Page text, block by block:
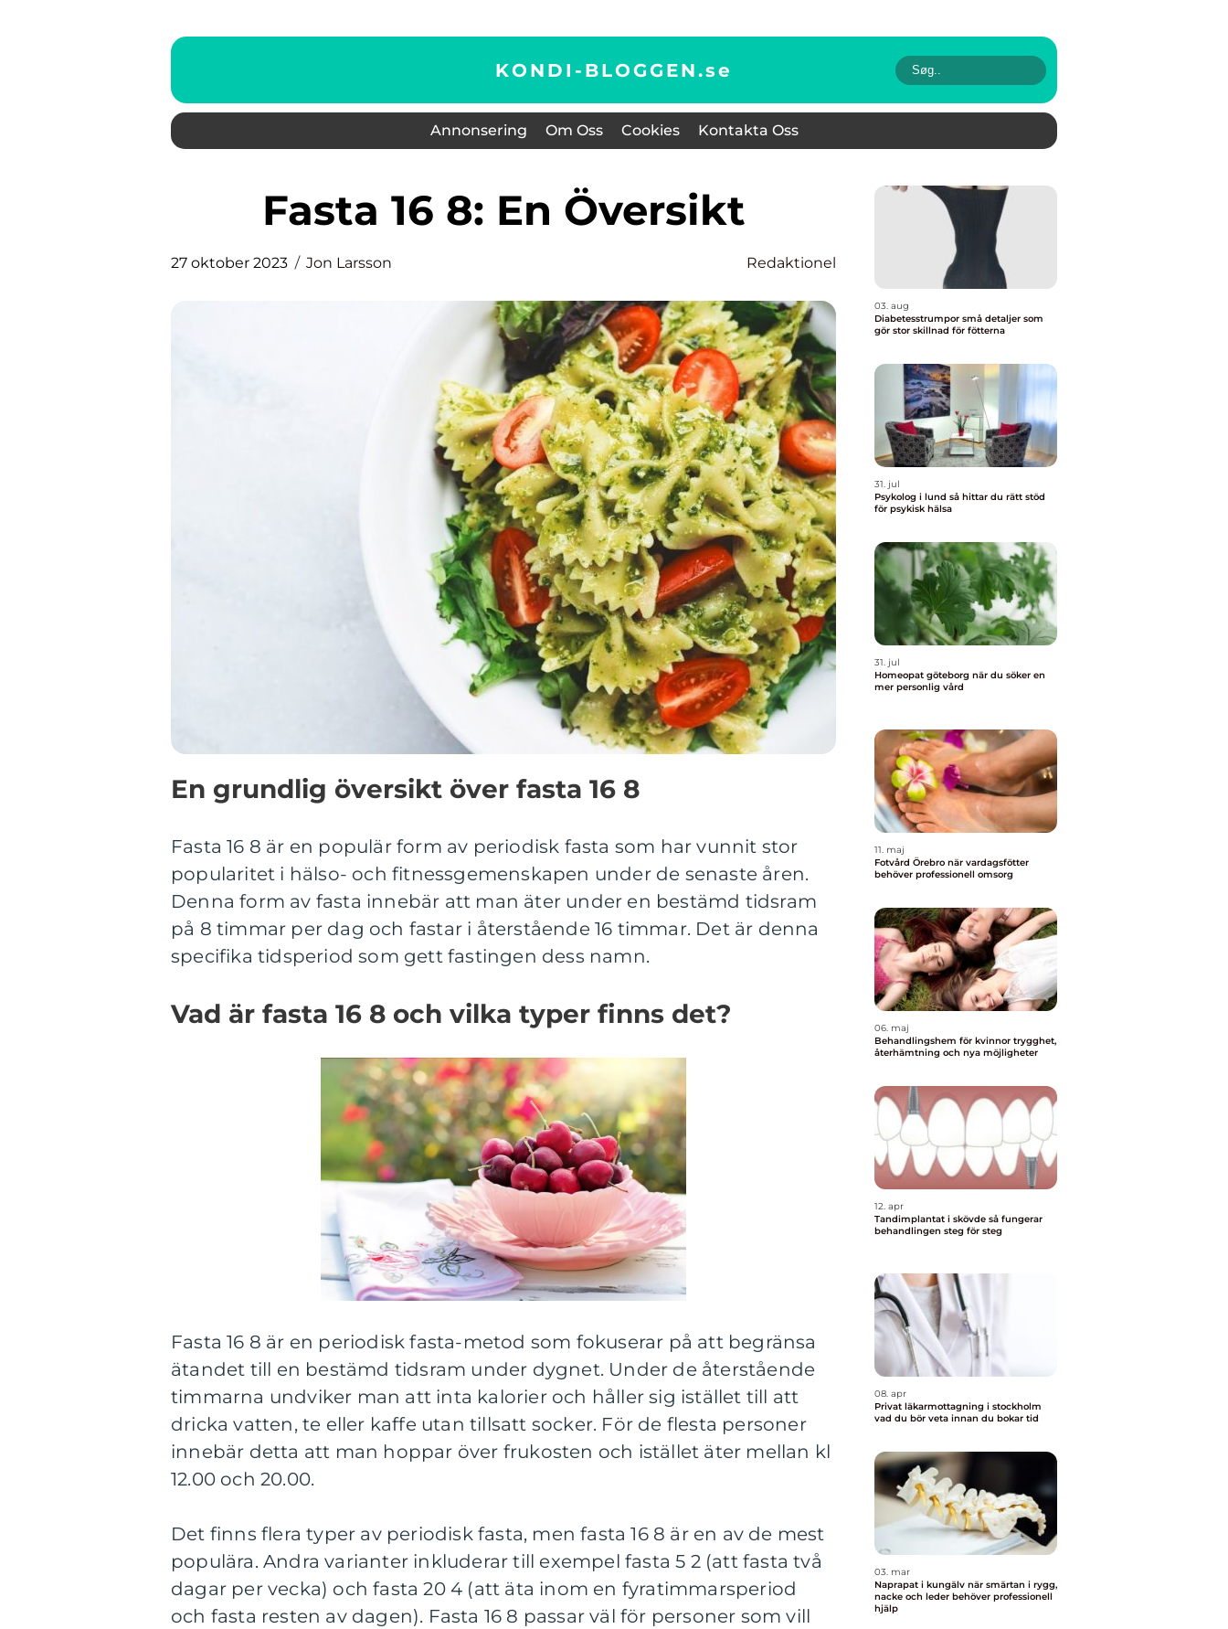
KONDI-BLOGGEN.se
Annonsering Om Oss Cookies Kontakta Oss
Fasta 16 8: En Översikt
27 oktober 2023 Jon Larsson Redaktionel
En grundlig översikt över fasta 16 8
Fasta 16 8 är en populär form av periodisk fasta som har vunnit stor
popularitet i hälso- och fitnessgemenskapen under de senaste åren.
Denna form av fasta innebär att man äter under en bestämd tidsram
på 8 timmar per dag och fastar i återstående 16 timmar. Det är denna
specifika tidsperiod som gett fastingen dess namn.
Vad är fasta 16 8 och vilka typer finns det?
Fasta 16 8 är en periodisk fasta-metod som fokuserar på att begränsa
ätandet till en bestämd tidsram under dygnet. Under de återstående
timmarna undviker man att inta kalorier och håller sig istället till att
dricka vatten, te eller kaffe utan tillsatt socker. För de flesta personer
innebär detta att man hoppar över frukosten och istället äter mellan kl
12.00 och 20.00.
Det finns flera typer av periodisk fasta, men fasta 16 8 är en av de mest
populära. Andra varianter inkluderar till exempel fasta 5 2 (att fasta två
dagar per vecka) och fasta 20 4 (att äta inom en fyratimmarsperiod
och fasta resten av dagen). Fasta 16 8 passar väl för personer som vill
03. aug
Diabetesstrumpor små detaljer som
gör stor skillnad för fötterna
31. jul
Psykolog i lund så hittar du rätt stöd
för psykisk hälsa
31. jul
Homeopat göteborg när du söker en
mer personlig vård
11. maj
Fotvård Örebro när vardagsfötter
behöver professionell omsorg
06. maj
Behandlingshem för kvinnor trygghet,
återhämtning och nya möjligheter
12. apr
Tandimplantat i skövde så fungerar
behandlingen steg för steg
08. apr
Privat läkarmottagning i stockholm
vad du bör veta innan du bokar tid
03. mar
Naprapat i kungälv när smärtan i rygg,
nacke och leder behöver professionell
hjälp